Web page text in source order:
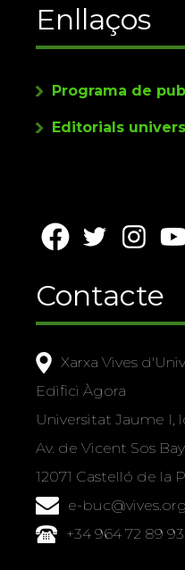
Enllaços
Programa de
Editorials
Contacte
Xarxa Vives
Edifici Àgora
Universitat Jaume I,
Av. de Vicent Sos
12071 Castelló de la
e-buc@vives.org
+34 964 72 89 93